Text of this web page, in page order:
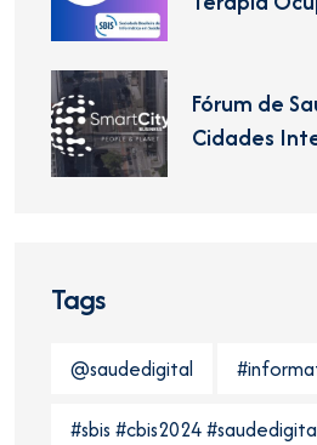
Fórum de
Cidades
Tags
@saudedigital
#sbis #cbis2024